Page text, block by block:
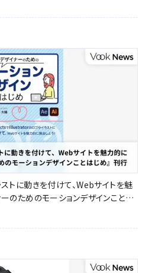
に動きを付けて、Webサイトを魅
のためのモーションデザインことは